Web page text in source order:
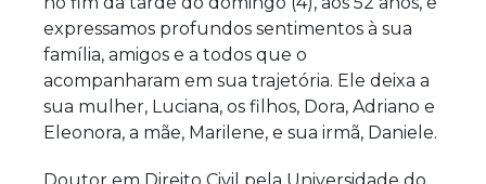
expressamos profundos sentimentos à sua
família, amigos e a todos que o
acompanharam em sua trajetória. Ele deixa a
sua mulher, Luciana, os filhos, Dora, Adriano e
Eleonora, a mãe, Marilene, e sua irmã, Daniele.